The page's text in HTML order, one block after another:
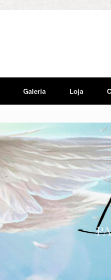
Galeria Loja